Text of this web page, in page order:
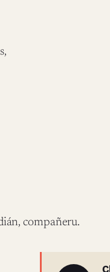
compañeru.